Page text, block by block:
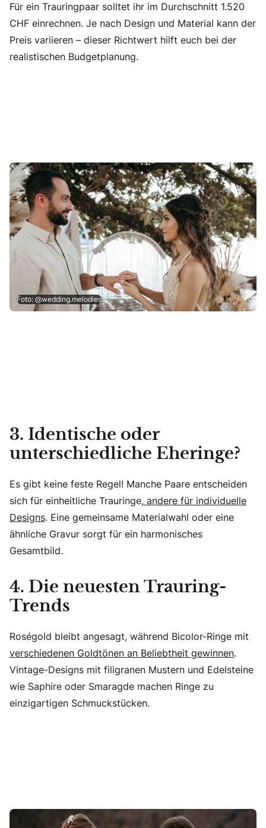
Für ein Trauringpaar solltet ihr im Durchschnitt 1.520
CHF einrechnen. Je nach Design und Material kann der
Preis variieren – dieser Richtwert hilft euch bei der
realistischen Budgetplanung.
Foto: @wedding.melodies
3. Identische oder
unterschiedliche Eheringe?
Es gibt keine feste Regel! Manche Paare entscheiden
sich für einheitliche Trauringe, andere für individuelle
Designs. Eine gemeinsame Materialwahl oder eine
ähnliche Gravur sorgt für ein harmonisches
Gesamtbild.
4. Die neuesten Trauring-
Trends
Roségold bleibt angesagt, während Bicolor-Ringe mit
verschiedenen Goldtönen an Beliebtheit gewinnen.
Vintage-Designs mit filigranen Mustern und Edelsteine
wie Saphire oder Smaragde machen Ringe zu
einzigartigen Schmuckstücken.